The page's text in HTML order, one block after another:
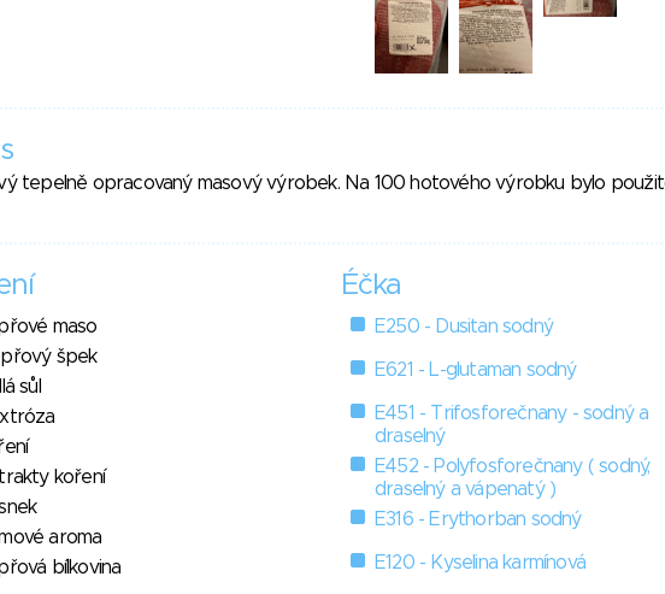
tepelně opracovaný masový výrobek. Na 100 hotového výrobku bylo
maso
špek
sůl
koření
aroma
bílkovina
Éčka
E250 - Dusitan sodný
E621 - L-glutaman sodný
E451 - Trifosforečnany - sodný a
draselný
E452 - Polyfosforečnany ( sodný,
draselný a vápenatý )
E316 - Erythorban sodný
E120 - Kyselina karmínová